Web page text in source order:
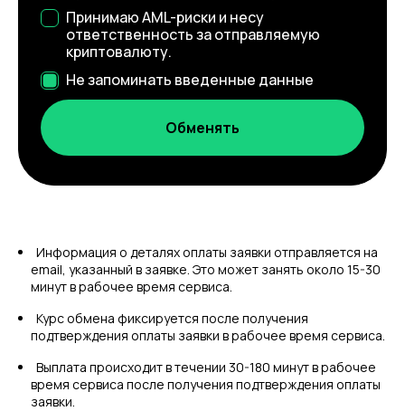
Принимаю AML-риски и несу
ответственность за отправляемую
криптовалюту.
Не запоминать введенные данные
Информация о деталях оплаты заявки отправляется на
email, указанный в заявке. Это может занять около 15-30
минут в рабочее время сервиса.
Курс обмена фиксируется после получения
подтверждения оплаты заявки в рабочее время сервиса.
Выплата происходит в течении 30-180 минут в рабочее
время сервиса после получения подтверждения оплаты
заявки.